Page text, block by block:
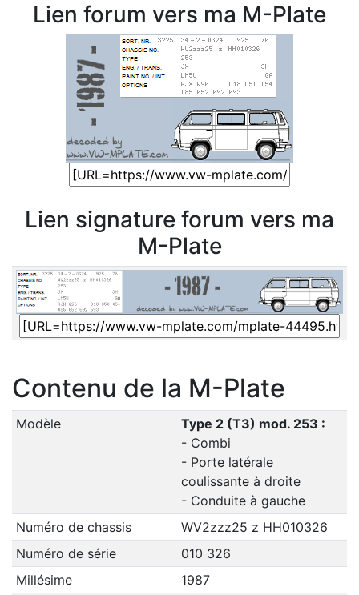
Lien forum vers ma M-Plate
Lien signature forum vers ma
M-Plate
Contenu de la M-Plate
Modèle
Type 2 (T3) mod. 253 :
- Combi
- Porte latérale
coulissante à droite
- Conduite à gauche
Numéro de chassis
WV2zzz25 z HH010326
Numéro de série
010 326
Millésime
1987